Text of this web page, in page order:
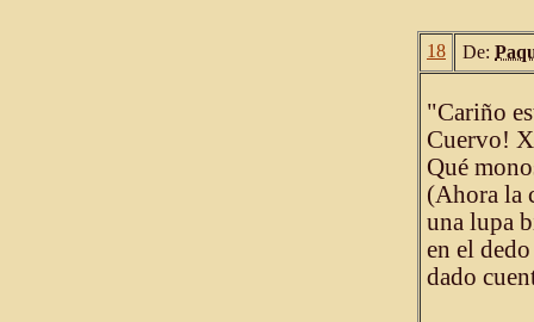
18 De:
"Cariño
Cuervo!
Qué
(Ahora la
una lupa
en el
dado